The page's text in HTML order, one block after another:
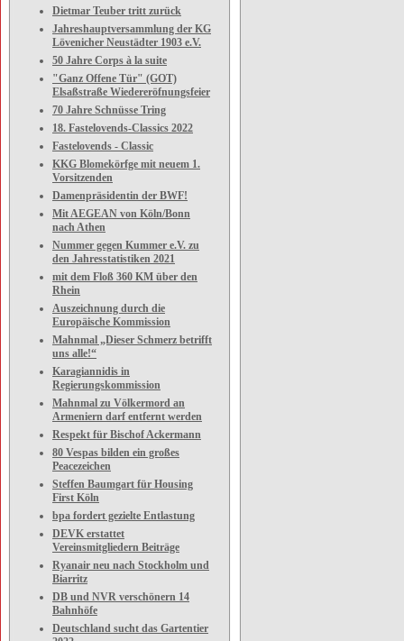
Dietmar Teuber tritt zurück
Jahreshauptversammlung der KG
Lövenicher Neustädter 1903 e.V.
50 Jahre Corps à la suite
"Ganz Offene Tür" (GOT)
Elsaßstraße Wiedereröfnungsfeier
70 Jahre Schnüsse Tring
18. Fastelovends-Classics 2022
Fastelovends - Classic
KKG Blomekörfge mit neuem 1.
Vorsitzenden
Damenpräsidentin der BWF!
Mit AEGEAN von Köln/Bonn
nach Athen
Nummer gegen Kummer e.V. zu
den Jahresstatistiken 2021
mit dem Floß 360 KM über den
Rhein
Auszeichnung durch die
Europäische Kommission
Mahnmal „Dieser Schmerz betrifft
uns alle!“
Karagiannidis in
Regierungskommission
Mahnmal zu Völkermord an
Armeniern darf entfernt werden
Respekt für Bischof Ackermann
80 Vespas bilden ein großes
Peacezeichen
Steffen Baumgart für Housing
First Köln
bpa fordert gezielte Entlastung
DEVK erstattet
Vereinsmitgliedern Beiträge
Ryanair neu nach Stockholm und
Biarritz
DB und NVR verschönern 14
Bahnhöfe
Deutschland sucht das Gartentier